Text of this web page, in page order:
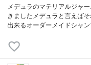
メデュラのマテリアルジャ
きましたメデュラと言えば
出来るオーダーメイドシャ